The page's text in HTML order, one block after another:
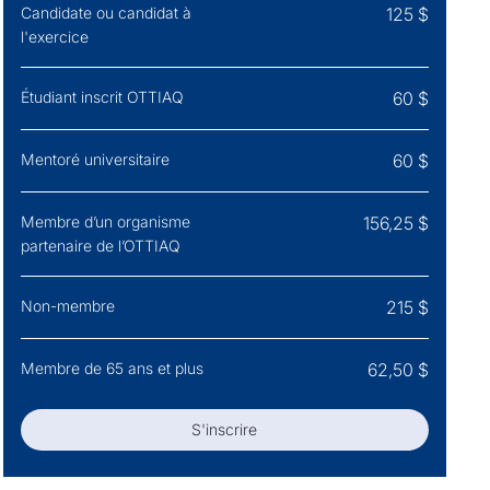
Candidate ou candidat à
l'exercice
125 $
Étudiant inscrit OTTIAQ 60 $
Mentoré universitaire 60 $
Membre d’un organisme
partenaire de l’OTTIAQ
156,25 $
Non-membre 215 $
Membre de 65 ans et plus 62,50 $
S'inscrire
S'inscrire